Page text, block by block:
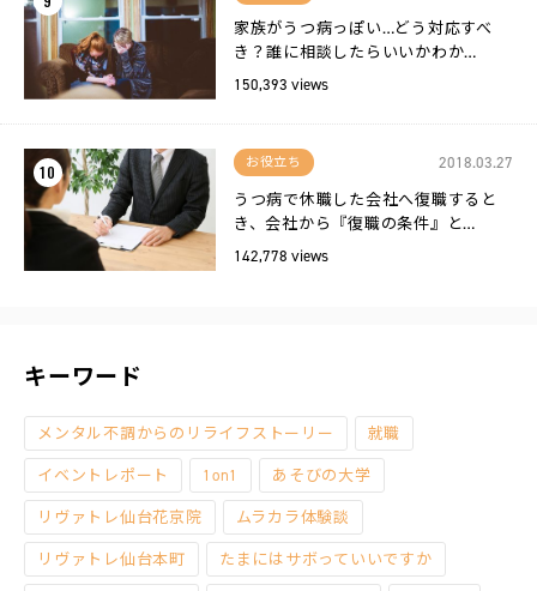
家族がうつ病っぽい…どう対応すべ
き？誰に相談したらいいかわか…
150,393 views
10 お役立ち
2018.03.27
うつ病で休職した会社へ復職すると
き、会社から『復職の条件』と…
142,778 views
キーワード
メンタル不調からのリライフストーリー 就職
イベントレポート 1on1 あそびの大学
リヴァトレ仙台花京院 ムラカラ体験談
リヴァトレ仙台本町 たまにはサボっていいですか